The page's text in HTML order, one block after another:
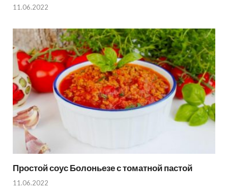
11.06.2022
Простой соус Болоньезе с томатной пастой
11.06.2022